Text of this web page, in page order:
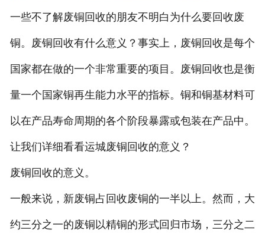
一些不了解废铜回收的朋友不明白为什么要回收废
铜。废铜回收有什么意义？事实上，废铜回收是每个
国家都在做的一个非常重要的项目。废铜回收也是衡
量一个国家铜再生能力水平的指标。铜和铜基材料可
以在产品寿命周期的各个阶段暴露或包装在产品中。
让我们详细看看运城废铜回收的意义？
废铜回收的意义。
一般来说，新废铜占回收废铜的一半以上。然而，大
约三分之一的废铜以精铜的形式回归市场，三分之二